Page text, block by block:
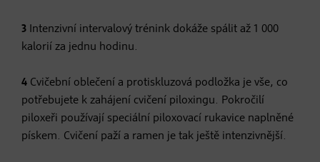
3 Intenzivní intervalový trénink dokáže spálit až 1 000
kalorií za jednu hodinu.
4 Cvičební oblečení a protiskluzová podložka je vše, co
potřebujete k zahájení cvičení piloxingu. Pokročilí
piloxeři používají speciální piloxovací rukavice naplněné
pískem. Cvičení paží a ramen je tak ještě intenzivnější.